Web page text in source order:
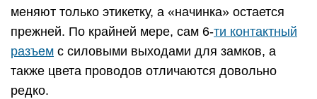
меняют только этикетку, а «начинка» остается
прежней. По крайней мере, сам 6-ти контактный
разъем с силовыми выходами для замков, а
также цвета проводов отличаются довольно
редко.